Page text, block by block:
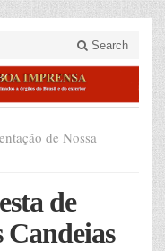
Search
de Nossa
de
Candeias